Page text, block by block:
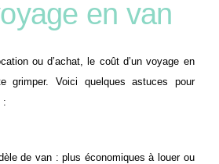
en van
ou d’achat, le coût d’un voyage en
grimper. Voici quelques astuces pour
:
de van : plus économiques à louer ou